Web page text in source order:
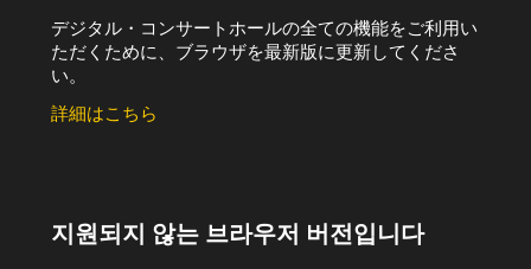
デジタル・コンサートホールの全ての機能をご利用い
ただくために、ブラウザを最新版に更新してくださ
い。
詳細はこちら
지원되지 않는 브라우저 버전입니다